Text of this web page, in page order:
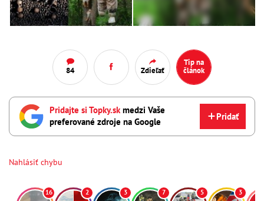
84 Zdieľať
Tip na
článok
Pridajte si Topky.skmedzi Vaše
preferované zdroje na Google
Pridať
Nahlásiť chybu
16 2 3 7 5 3